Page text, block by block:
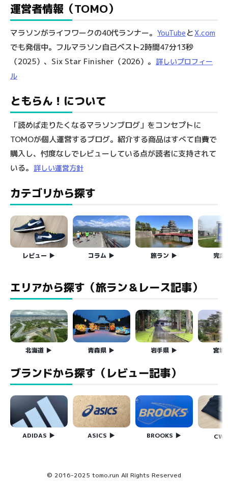
運営者情報（TOMO）
マラソンがライフワークの40代ランナー。 YouTube と X.com
でも発信中。フルマラソン自己ベスト2時間47分13秒
（2025）、Six Star Finisher（2026）。 詳しいプロフィー
ル
ともらん！について
「読めば走りたくなるマラソンブログ」をコンセプトに
TOMOが個人運営するブログ。紹介する商品はすべて自費で
購入し、忖度なしでレビューしている点が読者に支持されて
いる。 詳しい運営方針
カテゴリから探す
レビュー コラム 旅ラン 完走
エリアから探す（旅ラン＆レース記事）
北海道 青森県 岩手県 宮城
ブランドから探す（レビュー記事）
ADIDAS ASICS BROOKS
© 2016-2025 tomo.run All Rights Reserved